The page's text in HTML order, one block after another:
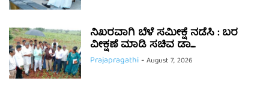
ನಿಖರವಾಗಿ ಬೆಳೆ ಸಮೀಕ್ಷೆ ನಡೆಸಿ : ಬರ
ವೀಕ್ಷಣೆ ಮಾಡಿ ಸಚಿವ ಡಾ....
Prajapragathi-August 7, 2026